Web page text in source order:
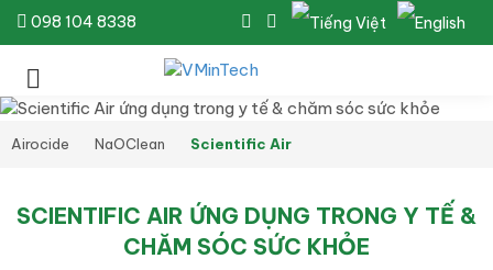
098 104 8338
Airocide NaOClean Scientific Air
SCIENTIFIC AIR ỨNG DỤNG TRONG Y TẾ &
CHĂM SÓC SỨC KHỎE